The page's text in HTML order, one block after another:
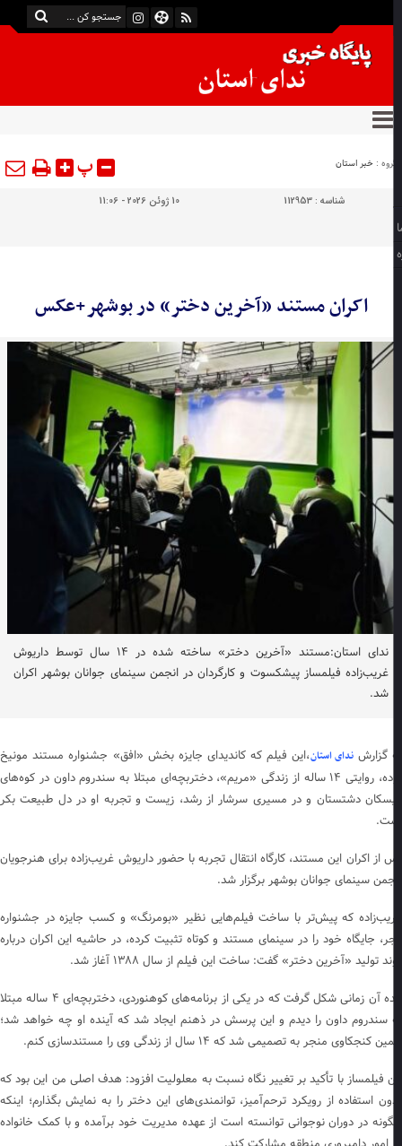
:خبر استان پ
شناسه :112953
اکران مستند «آخرین دختر» در بوشهر+عکس
ندای استان:مستند «آخرین دختر» ساخته شده در ۱۴ سال توسط داریوش
غریب‌زاده فیلمساز پیشکسوت و کارگردان در انجمن سینمای جوانان بوشهر اکران
شد.
گزارشندای استان،این فیلم که کاندیدای جایزه بخش «افق» جشنواره مستند مونیخ
بوده، روایتی ۱۴ ساله از زندگی «مریم»، دختربچه‌ای مبتلا به سندروم داون در کوه‌های
دشتستان و در مسیری سرشار از رشد، زیست و تجربه او در دل طبیعت بکر
از اکران این مستند، کارگاه انتقال تجربه با حضور داریوش غریب‌زاده برای هنرجویان
سینمای جوانان بوشهر برگزار شد.
که پیش‌تر با ساخت فیلم‌هایی نظیر «بومرنگ» و کسب جایزه در جشنواره
جایگاه خود را در سینمای مستند و کوتاه تثبیت کرده، در حاشیه این اکران درباره
تولید «آخرین دختر» گفت: ساخت این فیلم از سال ۱۳۸۸ آغاز شد.
ایده آن زمانی شکل گرفت که در یکی از برنامه‌های کوهنوردی، دختربچه‌ای ۴ ساله مبتلا
سندروم داون را دیدم و این پرسش در ذهنم ایجاد شد که آینده او چه خواهد شد؛
کنجکاوی منجر به تصمیمی شد که ۱۴ سال از زندگی وی را مستندسازی کنم.
فیلمساز با تأکید بر تغییر نگاه نسبت به معلولیت افزود: هدف اصلی من این بود که
استفاده از رویکرد ترحم‌آمیز، توانمندی‌های این دختر را به نمایش بگذارم؛ اینکه
در دوران نوجوانی توانسته است از عهده مدیریت خود برآمده و با کمک خانواده